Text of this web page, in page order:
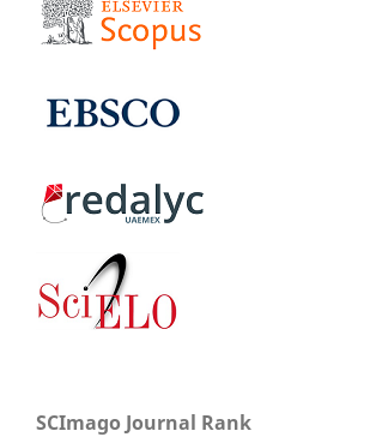
SCImago Journal Rank